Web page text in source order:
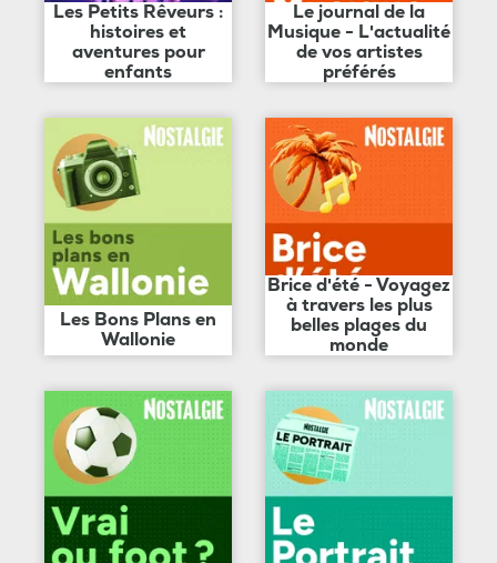
Les Petits Rêveurs :
histoires et
aventures pour
enfants
Le journal de la
Musique - L'actualité
de vos artistes
préférés
Les Bons Plans en
Wallonie
Brice d'été - Voyagez
à travers les plus
belles plages du
monde